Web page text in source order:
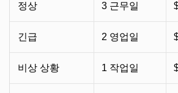
정상 3 근무일
긴급 2 영업일
비상 상황 1 작업일